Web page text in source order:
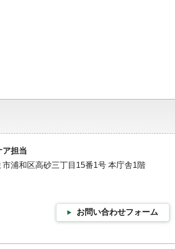
担当
浦和区高砂三丁目15番1号 本庁舎1階
お問い合わせフォーム